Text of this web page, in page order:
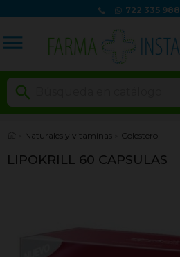
722 335 988
menu

Naturales y vitaminas Colesterol
LIPOKRILL 60 CAPSULAS